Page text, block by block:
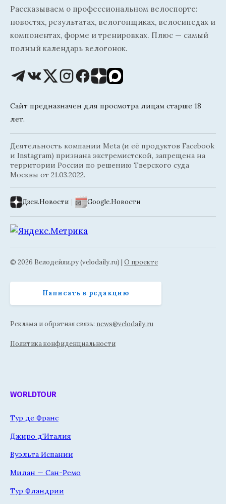
Рассказываем о профессиональном велоспорте:
новостях, результатах, велогонщиках, велосипедах и
компонентах, форме и тренировках. Плюс — самый
полный календарь велогонок.
Сайт предназначен для просмотра лицам старше 18
лет.
Деятельность компании Meta (и её продуктов Facebook
и Instagram) признана экстремистской, запрещена на
территории России по решению Тверского суда
Москвы от 21.03.2022.
Дзен.Новости | Google.Новости
© 2026 Велодейли.ру (velodaily.ru) | О проекте
Написать в редакцию
Реклама и обратная связь: news@velodaily.ru
Политика конфиденциальности
WORLDTOUR
Тур де Франс
Джиро д'Италия
Вуэльта Испании
Милан — Сан-Ремо
Тур Фландрии